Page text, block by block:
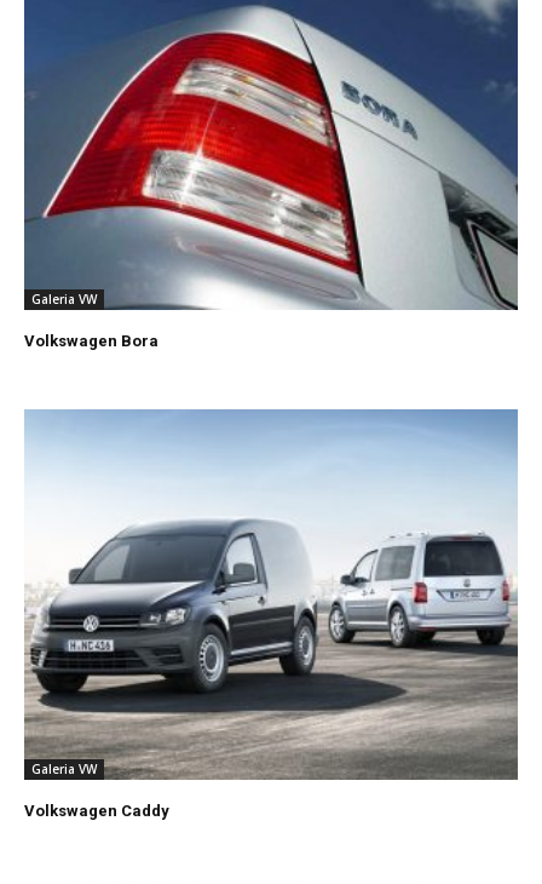
Galeria VW
Volkswagen Bora
Galeria VW
Volkswagen Caddy